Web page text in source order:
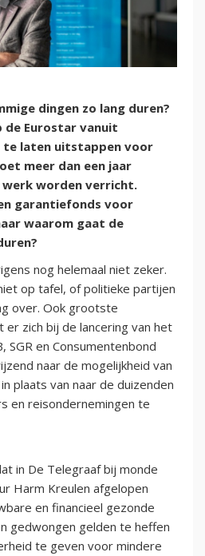
dingen zo lang duren?
de Eurostar vanuit
te laten uitstappen voor
meer dan een jaar
worden verricht.
garantiefonds voor
waarom gaat de
nog helemaal niet zeker.
op tafel, of politieke partijen
over. Ook grootste
zich bij de lancering van het
SGR en Consumentenbond
naar de mogelijkheid van
plaats van naar de duizenden
en reisondernemingen te
in De Telegraaf bij monde
Harm Kreulen afgelopen
en financieel gezonde
gedwongen gelden te heffen
te geven voor mindere